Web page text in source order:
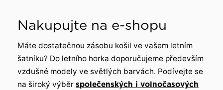
Nakupujte na e-shopu
Máte dostatečnou zásobu košil ve vašem letním
šatníku? Do letního horka doporučujeme především
vzdušné modely ve světlých barvách. Podívejte se
na široký výběr společenských i volnočasových